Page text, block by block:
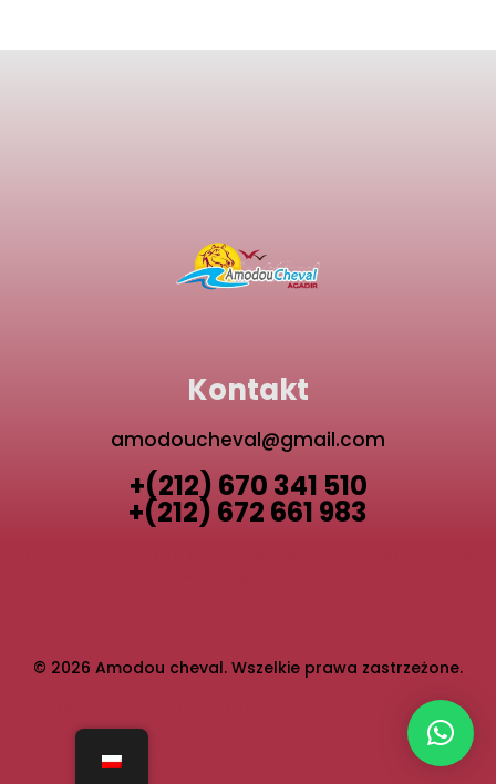
Kontakt
amodoucheval@gmail.com
+(212) 670 341 510
+(212) 672 661 983
© 2026 Amodou cheval. Wszelkie prawa zastrzeżone.
PIASKOWNICTWO TAGHAZOUT
QUAD TAGHAZOUT